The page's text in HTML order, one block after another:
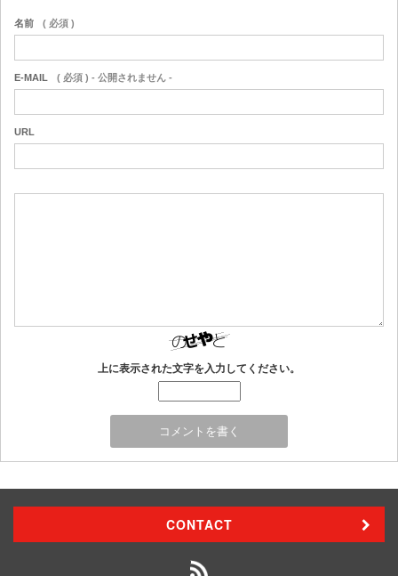
名前 ( 必須 )
E-MAIL ( 必須 ) - 公開されません -
URL
上に表示された文字を入力してください。
CONTACT